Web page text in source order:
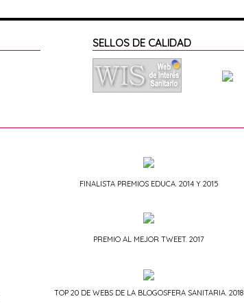
SELLOS DE CALIDAD
FINALISTA PREMIOS EDUCA. 2014 Y 2015
PREMIO AL MEJOR TWEET. 2017
TOP 20 DE WEBS DE LA BLOGOSFERA SANITARIA. 2018